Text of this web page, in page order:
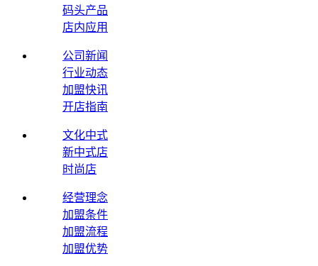
码头产品
店内应用
公司新闻
行业动态
加盟快讯
开店指南
文化中式
新中式店
时尚店
经营理念
加盟条件
加盟流程
加盟优势